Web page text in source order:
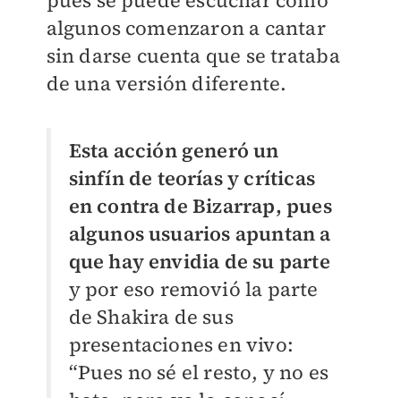
algunos comenzaron a cantar
sin darse cuenta que se trataba
de una versión diferente.
Esta acción generó un
sinfín de teorías y críticas
en contra de Bizarrap, pues
algunos usuarios apuntan a
que hay envidia de su parte
y por eso removió la parte
de Shakira de sus
presentaciones en vivo:
“Pues no sé el resto, y no es